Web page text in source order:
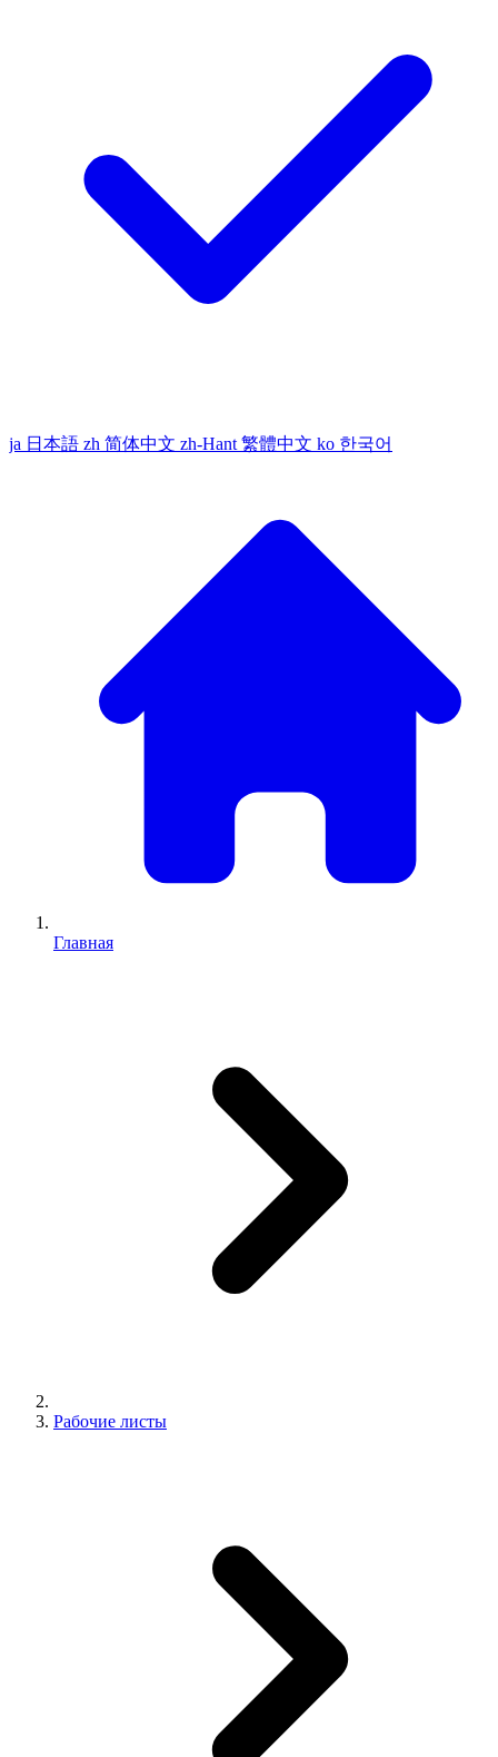
ja 日本語 zh 简体中文 zh-Hant 繁體中文 ko 한국어
Главная
Рабочие листы